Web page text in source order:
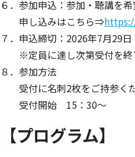
６．参加申込：参加・聴講を
申し込みはこちら⇒
７．申込締切：2026年7月29
※定員に達し次第受付を終
８．参加方法
受付に名刺2枚をご持参く
受付開始 15：30～
【プログラム】